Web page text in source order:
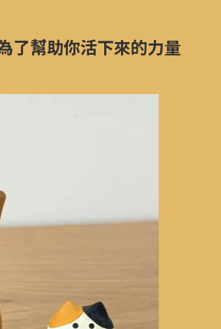
了幫助你活下來的力量